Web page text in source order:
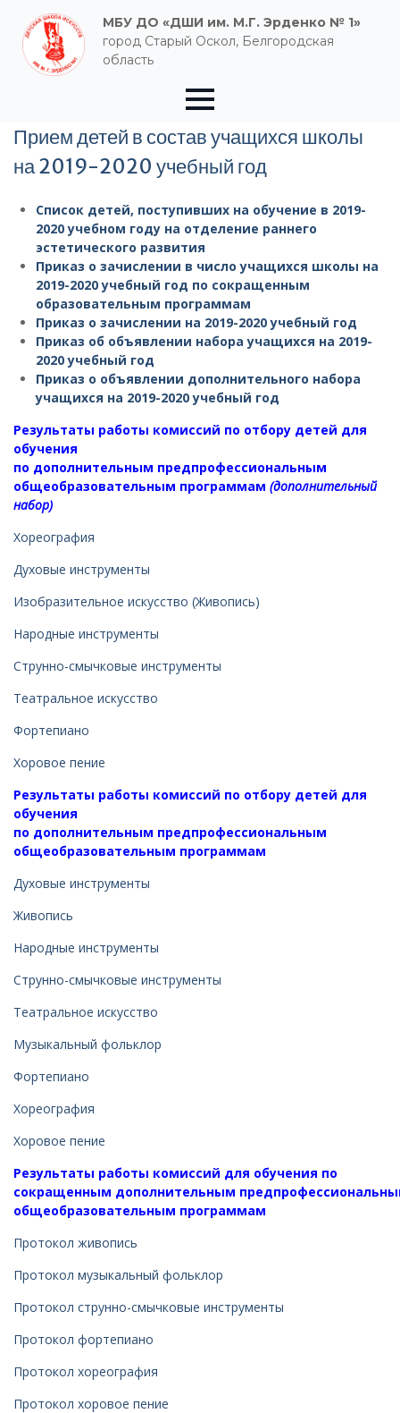
МБУ ДО «ДШИ им. М.Г. Эрденко № 1»
город Старый Оскол, Белгородская
область
Прием детей в состав учащихся школы
на 2019-2020 учебный год
Список детей, поступивших на обучение в 2019-
2020 учебном году на отделение раннего
эстетического развития
Приказ о зачислении в число учащихся школы на
2019-2020 учебный год по сокращенным
образовательным программам
Приказ о зачислении на 2019-2020 учебный год
Приказ об объявлении набора учащихся на 2019-
2020 учебный год
Приказ о объявлении дополнительного набора
учащихся на 2019-2020 учебный год
Результаты работы комиссий по отбору детей для
обучения
по дополнительным предпрофессиональным
общеобразовательным программам (дополнительный
набор)
Хореография
Духовые инструменты
Изобразительное искусство (Живопись)
Народные инструменты
Струнно-смычковые инструменты
Театральное искусство
Фортепиано
Хоровое пение
Результаты работы комиссий по отбору детей для
обучения
по дополнительным предпрофессиональным
общеобразовательным программам
Духовые инструменты
Живопись
Народные инструменты
Струнно-смычковые инструменты
Театральное искусство
Музыкальный фольклор
Фортепиано
Хореография
Хоровое пение
Результаты работы комиссий для обучения по
сокращенным дополнительным
общеобразовательным программам
Протокол живопись
Протокол музыкальный фольклор
Протокол струнно-смычковые инструменты
Протокол фортепиано
Протокол хореография
Протокол хоровое пение